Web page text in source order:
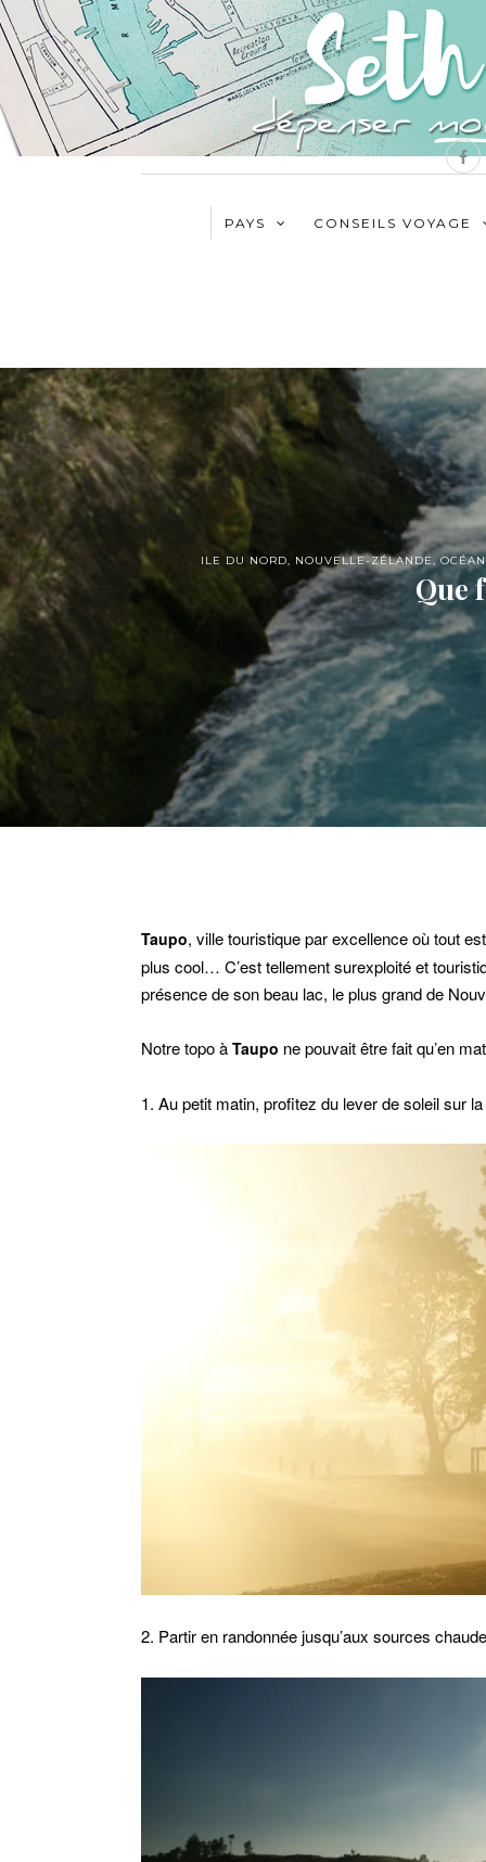
PAYS CONSEILS VOYAGE
ILE DU NORD, NOUVELLE-ZÉLANDE,
Que
Taupo, ville touristique par excellence où tout
plus cool… C’est tellement surexploité et
présence de son beau lac, le plus grand de
Notre topo à Taupo ne pouvait être fait qu’en
1. Au petit matin, profitez du lever de soleil sur
2. Partir en randonnée jusqu’aux sources